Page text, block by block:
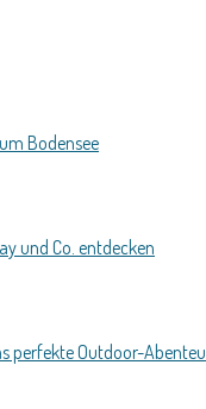
Bodensee
und Co. entdecken
perfekte Outdoor-